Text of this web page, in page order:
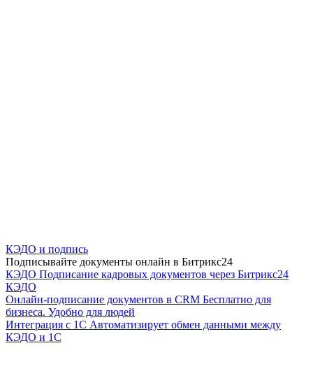
КЭДО и подпись
Подписывайте документы онлайн в Битрикс24
КЭДО Подписание кадровых документов через Битрикс24
КЭДО
Онлайн-подписание документов в CRM Бесплатно для
бизнеса. Удобно для людей
Интеграция с 1С Автоматизирует обмен данными между
КЭДО и 1С